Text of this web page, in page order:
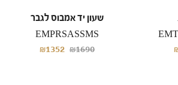
שעון יד אמבוס לגבר
EMPRSASSMS
₪1352 ₪1690